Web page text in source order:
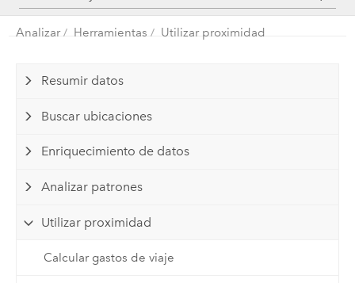
Analizar Herramientas Utilizar proximidad
Resumir datos
Buscar ubicaciones
Enriquecimiento de datos
Analizar patrones
Utilizar proximidad
Calcular gastos de viaje